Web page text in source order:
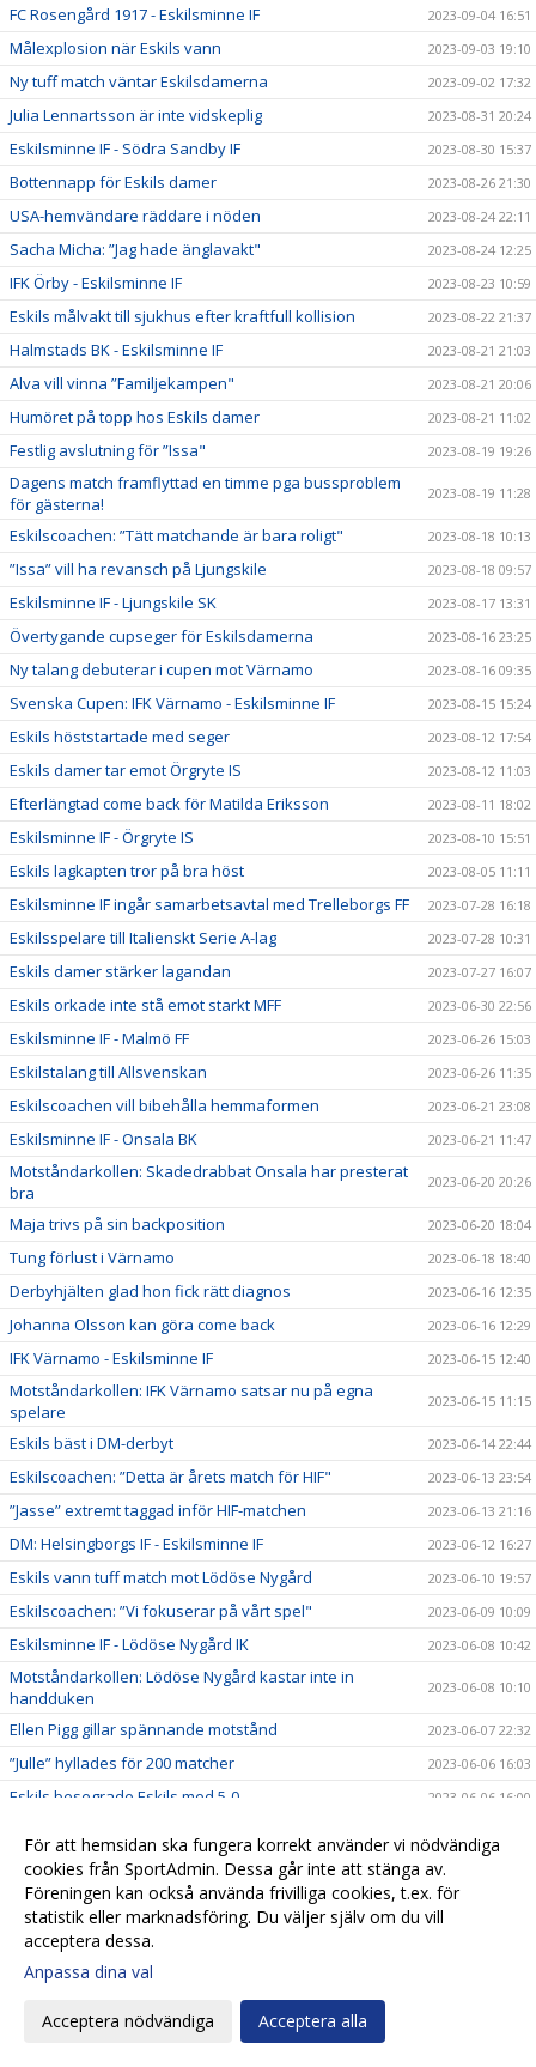
FC Rosengård 1917 - Eskilsminne IF 2023-09-04 16:51
Målexplosion när Eskils vann 2023-09-03 19:10
Ny tuff match väntar Eskilsdamerna 2023-09-02 17:32
Julia Lennartsson är inte vidskeplig 2023-08-31 20:24
Eskilsminne IF - Södra Sandby IF 2023-08-30 15:37
Bottennapp för Eskils damer 2023-08-26 21:30
USA-hemvändare räddare i nöden 2023-08-24 22:11
Sacha Micha: ”Jag hade änglavakt" 2023-08-24 12:25
IFK Örby - Eskilsminne IF 2023-08-23 10:59
Eskils målvakt till sjukhus efter kraftfull kollision 2023-08-22 21:37
Halmstads BK - Eskilsminne IF 2023-08-21 21:03
Alva vill vinna ”Familjekampen" 2023-08-21 20:06
Humöret på topp hos Eskils damer 2023-08-21 11:02
Festlig avslutning för ”Issa" 2023-08-19 19:26
Dagens match framflyttad en timme pga bussproblem
för gästerna!
2023-08-19 11:28
Eskilscoachen: ”Tätt matchande är bara roligt" 2023-08-18 10:13
”Issa” vill ha revansch på Ljungskile 2023-08-18 09:57
Eskilsminne IF - Ljungskile SK 2023-08-17 13:31
Övertygande cupseger för Eskilsdamerna 2023-08-16 23:25
Ny talang debuterar i cupen mot Värnamo 2023-08-16 09:35
Svenska Cupen: IFK Värnamo - Eskilsminne IF 2023-08-15 15:24
Eskils höststartade med seger 2023-08-12 17:54
Eskils damer tar emot Örgryte IS 2023-08-12 11:03
Efterlängtad come back för Matilda Eriksson 2023-08-11 18:02
Eskilsminne IF - Örgryte IS 2023-08-10 15:51
Eskils lagkapten tror på bra höst 2023-08-05 11:11
Eskilsminne IF ingår samarbetsavtal med Trelleborgs FF 2023-07-28 16:18
Eskilsspelare till Italienskt Serie A-lag 2023-07-28 10:31
Eskils damer stärker lagandan 2023-07-27 16:07
Eskils orkade inte stå emot starkt MFF 2023-06-30 22:56
Eskilsminne IF - Malmö FF 2023-06-26 15:03
Eskilstalang till Allsvenskan 2023-06-26 11:35
Eskilscoachen vill bibehålla hemmaformen 2023-06-21 23:08
Eskilsminne IF - Onsala BK 2023-06-21 11:47
Motståndarkollen: Skadedrabbat Onsala har presterat
bra
2023-06-20 20:26
Maja trivs på sin backposition 2023-06-20 18:04
Tung förlust i Värnamo 2023-06-18 18:40
Derbyhjälten glad hon fick rätt diagnos 2023-06-16 12:35
Johanna Olsson kan göra come back 2023-06-16 12:29
IFK Värnamo - Eskilsminne IF 2023-06-15 12:40
Motståndarkollen: IFK Värnamo satsar nu på egna
spelare
2023-06-15 11:15
Eskils bäst i DM-derbyt 2023-06-14 22:44
Eskilscoachen: ”Detta är årets match för HIF" 2023-06-13 23:54
”Jasse” extremt taggad inför HIF-matchen 2023-06-13 21:16
DM: Helsingborgs IF - Eskilsminne IF 2023-06-12 16:27
Eskils vann tuff match mot Lödöse Nygård 2023-06-10 19:57
Eskilscoachen: ”Vi fokuserar på vårt spel" 2023-06-09 10:09
Eskilsminne IF - Lödöse Nygård IK 2023-06-08 10:42
Motståndarkollen: Lödöse Nygård kastar inte in
handduken
2023-06-08 10:10
Ellen Pigg gillar spännande motstånd 2023-06-07 22:32
”Julle” hyllades för 200 matcher 2023-06-06 16:03
Eskils besegrade Eskils med 5-0 2023-06-06 16:00
Svenska Cupen-match mellan Dam A och Akademin! 2023-06-05 17:16
Fasta situationer fällde Eskils 2023-06-03 19:55
Tuff match väntar mot seriefavorit
Motståndarkollen: Hårdsatsande Halmia med 14
nyförvärv
”Aggi” närmar sig toppformen
För att hemsidan ska fungera korrekt använder vi nödvändiga
cookies från SportAdmin. Dessa går inte att stänga av.
Föreningen kan också använda frivilliga cookies, t.ex. för
statistik eller marknadsföring. Du väljer själv om du vill
acceptera dessa.
Anpassa dina val
Acceptera nödvändiga Acceptera alla